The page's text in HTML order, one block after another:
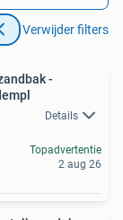
Verwijder filters
-
Details
Topadvertentie
2 aug 26